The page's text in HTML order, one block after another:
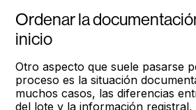
Ordenar la
inicio
Otro aspecto que suele pasarse
proceso es la situación
muchos casos, las diferencias
del lote y la información registral,